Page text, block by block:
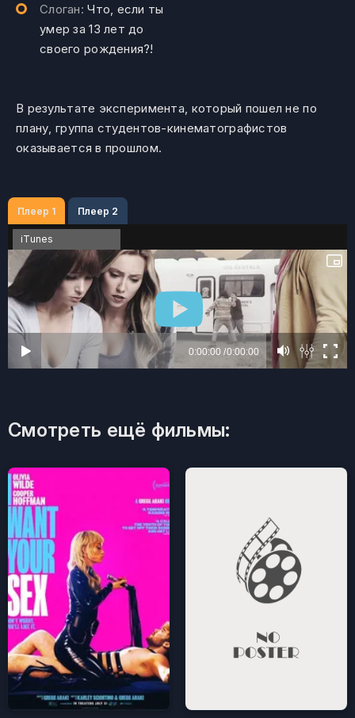
Слоган: Что, если ты
умер за 13 лет до
своего рождения?!
В результате эксперимента, который пошел не по
плану, группа студентов-кинематографистов
оказывается в прошлом.
Плеер 1 Плеер 2
iTunes
Смотреть ещё фильмы: